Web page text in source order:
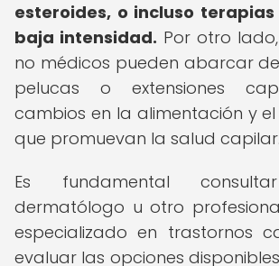
esteroides, o incluso
baja intensidad. Por otro
no médicos pueden abarcar
pelucas o extensiones
cambios en la alimentación y
que promuevan la salud capilar.
Es fundamental
dermatólogo u otro
especializado en trastornos
evaluar las opciones